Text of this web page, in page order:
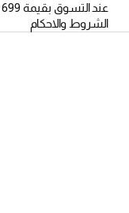
الشروط والاحكام